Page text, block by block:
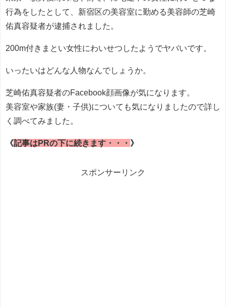
行為をしたとして、新宿区の美容室に勤める美容師の芝崎
佑真容疑者が逮捕されました。
200m付きまとい女性にわいせつしたようでヤバいです。
いったいはどんな人物なんでしょうか。
芝崎佑真容疑者のFacebook顔画像が気になります。
美容室や家族(妻・子供)についても気になりましたので詳し
く調べてみました。
《記事はPRの下に続きます・・・ 》
スポンサーリンク